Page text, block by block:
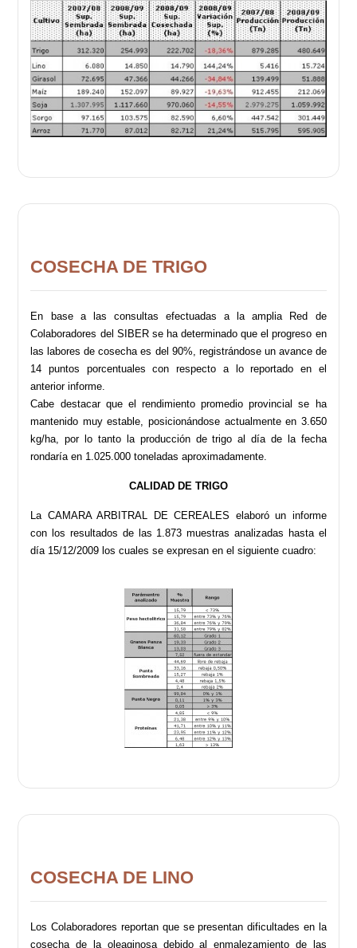
COSECHA DE TRIGO
En base a las consultas efectuadas a la amplia Red de
Colaboradores del SIBER se ha determinado que el progreso en
las labores de cosecha es del 90%, registrándose un avance de
14 puntos porcentuales con respecto a lo reportado en el
anterior informe.
Cabe destacar que el rendimiento promedio provincial se ha
mantenido muy estable, posicionándose actualmente en 3.650
kg/ha, por lo tanto la producción de trigo al día de la fecha
rondaría en 1.025.000 toneladas aproximadamente.
CALIDAD DE TRIGO
La CAMARA ARBITRAL DE CEREALES elaboró un informe
con los resultados de las 1.873 muestras analizadas hasta el
día 15/12/2009 los cuales se expresan en el siguiente cuadro:
COSECHA DE LINO
Los Colaboradores reportan que se presentan dificultades en la
cosecha de la oleaginosa debido al enmalezamiento de las